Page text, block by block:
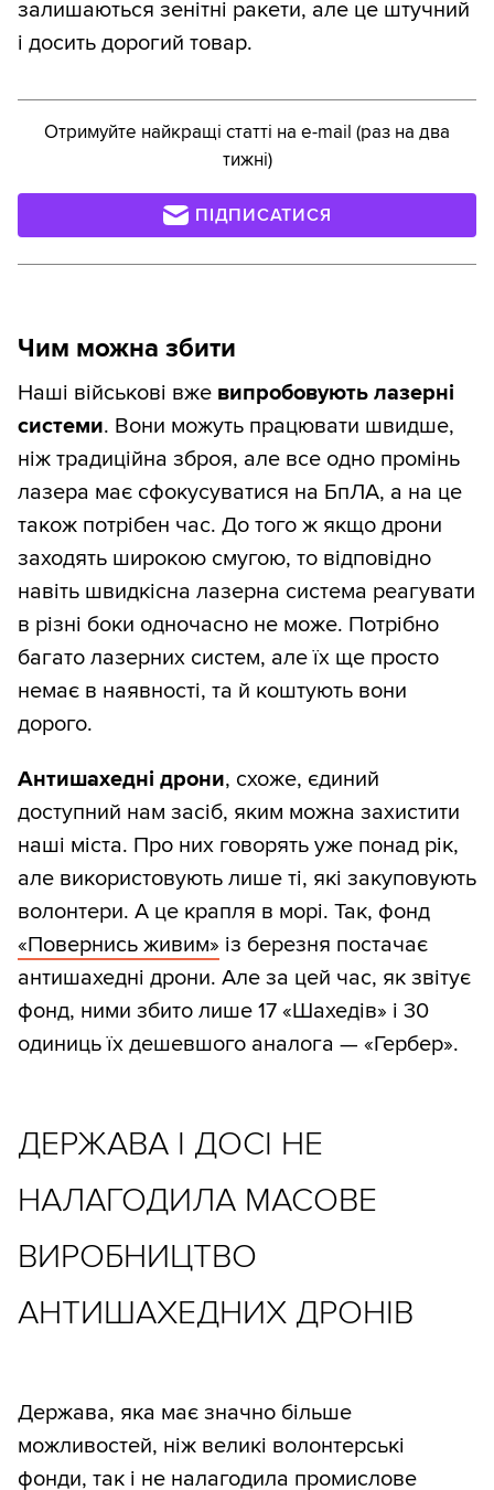
залишаються зенітні ракети, але це штучний
і досить дорогий товар.
Отримуйте найкращі статті на e-mail (раз на два
тижні)
ПІДПИСАТИСЯ
Чим можна збити
Наші військові вже випробовують лазерні
системи. Вони можуть працювати швидше,
ніж традиційна зброя, але все одно промінь
лазера має сфокусуватися на БпЛА, а на це
також потрібен час. До того ж якщо дрони
заходять широкою смугою, то відповідно
навіть швидкісна лазерна система реагувати
в різні боки одночасно не може. Потрібно
багато лазерних систем, але їх ще просто
немає в наявності, та й коштують вони
дорого.
Антишахедні дрони, схоже, єдиний
доступний нам засіб, яким можна захистити
наші міста. Про них говорять уже понад рік,
але використовують лише ті, які закуповують
волонтери. А це крапля в морі. Так, фонд
«Повернись живим» із березня постачає
антишахедні дрони. Але за цей час, як звітує
фонд, ними збито лише 17 «Шахедів» і 30
одиниць їх дешевшого аналога — «Гербер».
ДЕРЖАВА І ДОСІ НЕ
НАЛАГОДИЛА МАСОВЕ
ВИРОБНИЦТВО
АНТИШАХЕДНИХ ДРОНІВ
Держава, яка має значно більше
можливостей, ніж великі волонтерські
фонди, так і не налагодила промислове